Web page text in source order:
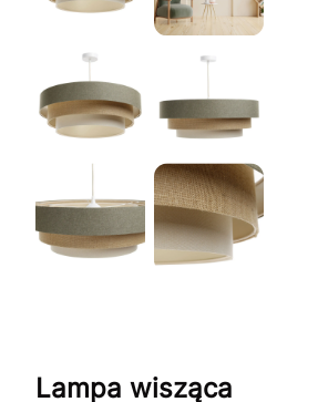
Lampa wisząca